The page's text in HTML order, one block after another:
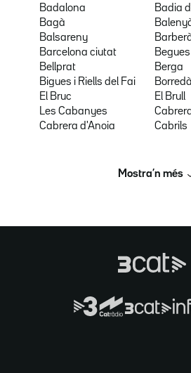
Badalona
Badia
Bagà
Balsareny
Barcelona ciutat
Begues
Bellprat
Berga
Bigues i Riells del Fai
Borredà
El Bruc
El Brull
Les Cabanyes
Cabrera d'Anoia
Cabrils
Mostra’n més